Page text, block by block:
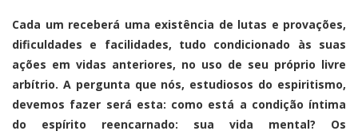
Cada um receberá uma existência de lutas e provações,
dificuldades e facilidades, tudo condicionado às suas
ações em vidas anteriores, no uso de seu próprio livre
arbítrio. A pergunta que nós, estudiosos do espiritismo,
devemos fazer será esta: como está a condição íntima
do espírito reencarnado: sua vida mental? Os